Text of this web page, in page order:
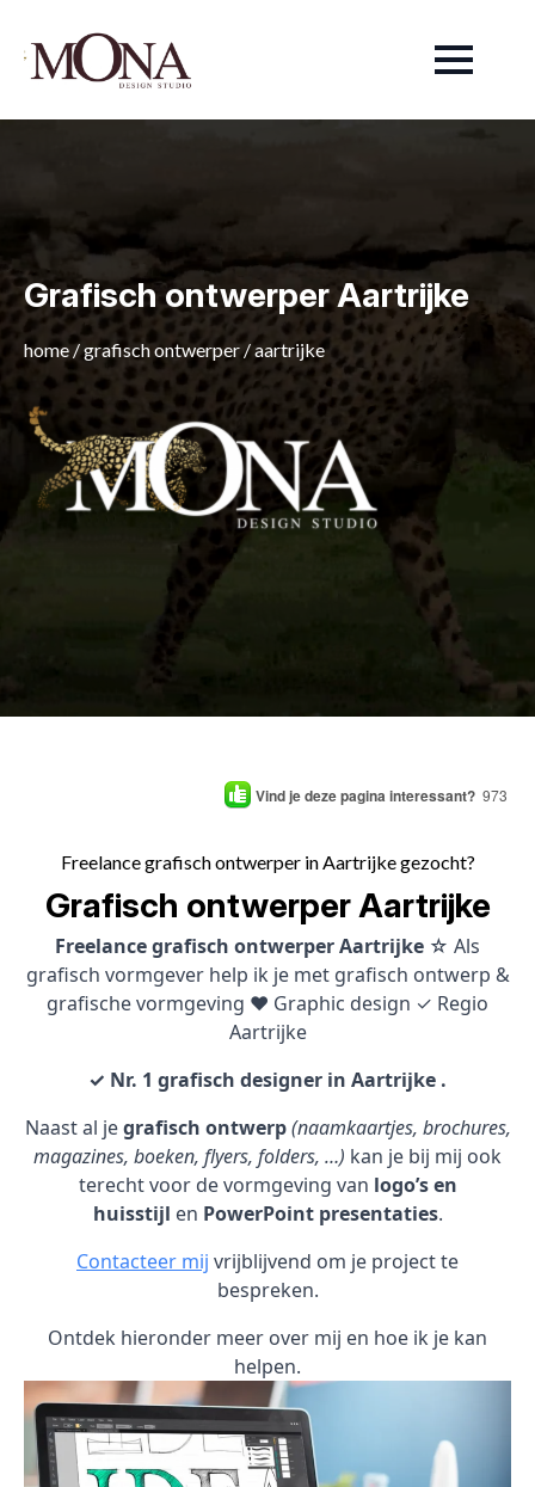
Grafisch ontwerper Aartrijke
home/grafisch ontwerper/aartrijke
Vind je deze pagina interessant? 973
Freelance grafisch ontwerper in Aartrijke gezocht?
Grafisch ontwerper Aartrijke
Freelance grafisch ontwerper Aartrijke ☆ Als
grafisch vormgever help ik je met grafisch ontwerp &
grafische vormgeving ♥ Graphic design ✓ Regio
Aartrijke
✓ Nr. 1 grafisch designer in Aartrijke .
Naast al jegrafisch ontwerp (naamkaartjes, brochures,
magazines, boeken, flyers, folders, …) kan je bij mij ook
terecht voor de vormgeving van logo’s en
huisstijl en PowerPoint presentaties.
Contacteer mij vrijblijvend om je project te
bespreken.
Ontdek hieronder meer over mij en hoe ik je kan
helpen.